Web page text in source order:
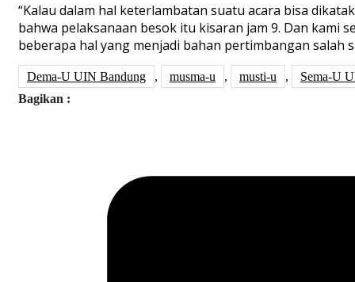
“Kalau dalam hal keterlambatan suatu acara bisa
bahwa pelaksanaan besok itu kisaran jam 9. Dan kami
beberapa hal yang menjadi bahan pertimbangan
Dema-U UIN Bandung , musma-u , musti-u ,
Sema-U
Bagikan :